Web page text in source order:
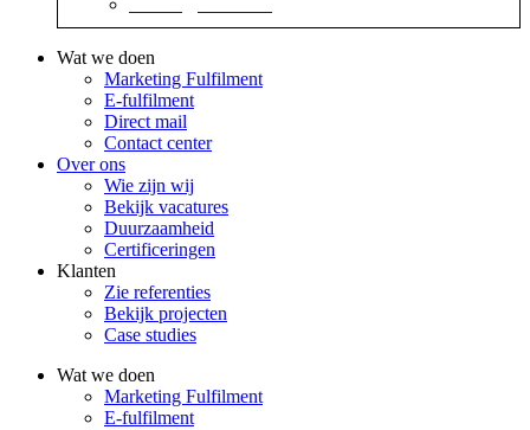
Wat we doen
Marketing Fulfilment
E-fulfilment
Direct mail
Contact center
Over ons
Wie zijn wij
Bekijk vacatures
Duurzaamheid
Certificeringen
Klanten
Zie referenties
Bekijk projecten
Case studies
Wat we doen
Marketing Fulfilment
E-fulfilment